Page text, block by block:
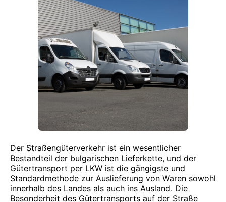
Der Straßengüterverkehr ist ein wesentlicher
Bestandteil der bulgarischen Lieferkette, und der
Gütertransport per LKW ist die gängigste und
Standardmethode zur Auslieferung von Waren sowohl
innerhalb des Landes als auch ins Ausland. Die
Besonderheit des Gütertransports auf der Straße